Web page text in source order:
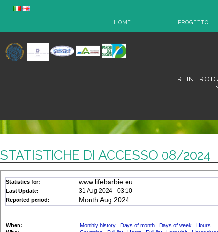
HOME IL PROGETTO
STATISTICHE DI ACCESSO 08/2024